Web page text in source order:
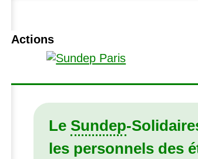
Actions
Le Sundep-
les personnels des